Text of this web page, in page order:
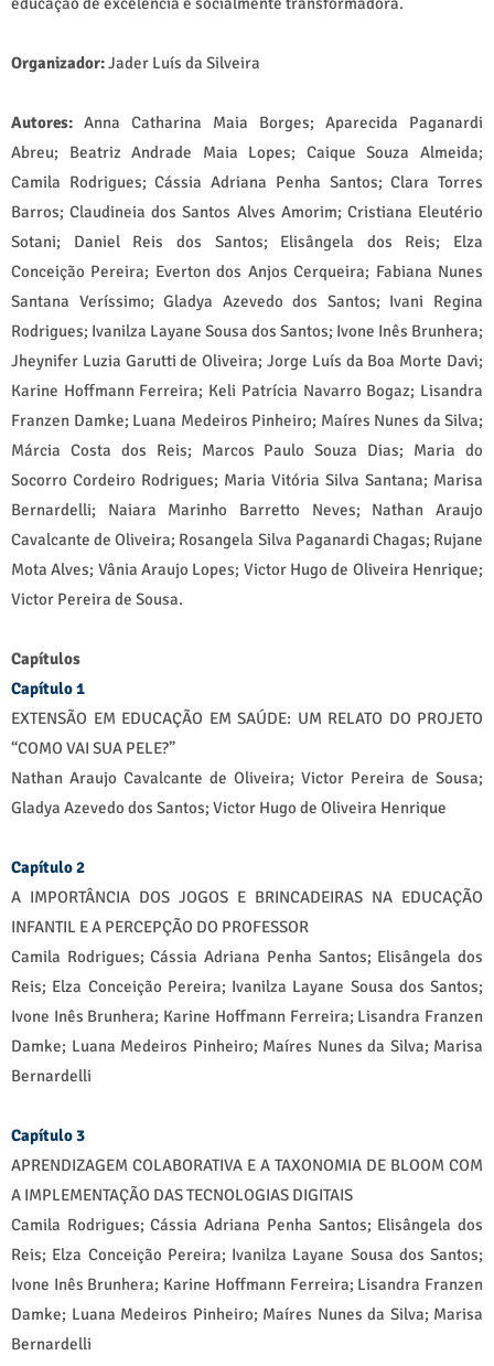
Organizador:Jader Luís da Silveira
Autores: Anna Catharina Maia Borges; Aparecida Paganardi
Abreu; Beatriz Andrade Maia Lopes; Caique Souza Almeida;
Camila Rodrigues; Cássia Adriana Penha Santos; Clara Torres
Barros; Claudineia dos Santos Alves Amorim; Cristiana Eleutério
Sotani; Daniel Reis dos Santos; Elisângela dos Reis; Elza
Conceição Pereira; Everton dos Anjos Cerqueira; Fabiana Nunes
Santana Veríssimo; Gladya Azevedo dos Santos; Ivani Regina
Rodrigues; Ivanilza Layane Sousa dos Santos; Ivone Inês Brunhera;
Jheynifer Luzia Garutti de Oliveira; Jorge Luís da Boa Morte Davi;
Karine Hoffmann Ferreira; Keli Patrícia Navarro Bogaz; Lisandra
Franzen Damke; Luana Medeiros Pinheiro; Maíres Nunes da Silva;
Márcia Costa dos Reis; Marcos Paulo Souza Dias; Maria do
Socorro Cordeiro Rodrigues; Maria Vitória Silva Santana; Marisa
Bernardelli; Naiara Marinho Barretto Neves; Nathan Araujo
Cavalcante de Oliveira; Rosangela Silva Paganardi Chagas; Rujane
Mota Alves; Vânia Araujo Lopes; Victor Hugo de Oliveira Henrique;
Victor Pereira de Sousa.
Capítulos
Capítulo 1
EXTENSÃO EM EDUCAÇÃO EM SAÚDE: UM RELATO DO PROJETO
“COMO VAI SUA PELE?”
Nathan Araujo Cavalcante de Oliveira; Victor Pereira de Sousa;
Gladya Azevedo dos Santos; Victor Hugo de Oliveira Henrique
Capítulo 2
A IMPORTÂNCIA DOS JOGOS E BRINCADEIRAS NA EDUCAÇÃO
INFANTIL E A PERCEPÇÃO DO PROFESSOR
Camila Rodrigues; Cássia Adriana Penha Santos; Elisângela dos
Reis; Elza Conceição Pereira; Ivanilza Layane Sousa dos Santos;
Ivone Inês Brunhera; Karine Hoffmann Ferreira; Lisandra Franzen
Damke; Luana Medeiros Pinheiro; Maíres Nunes da Silva; Marisa
Bernardelli
Capítulo 3
APRENDIZAGEM COLABORATIVA E A TAXONOMIA DE BLOOM COM
A IMPLEMENTAÇÃO DAS TECNOLOGIAS DIGITAIS
Camila Rodrigues; Cássia Adriana Penha Santos; Elisângela dos
Reis; Elza Conceição Pereira; Ivanilza Layane Sousa dos Santos;
Ivone Inês Brunhera; Karine Hoffmann Ferreira; Lisandra Franzen
Damke; Luana Medeiros Pinheiro; Maíres Nunes da Silva; Marisa
Bernardelli